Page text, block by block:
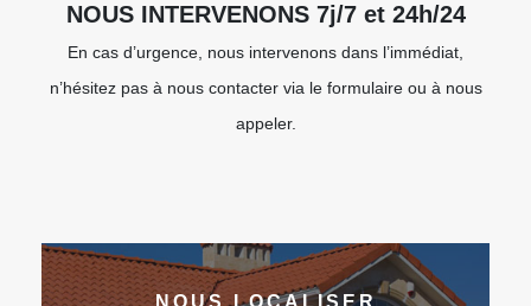
NOUS INTERVENONS 7j/7 et 24h/24
En cas d’urgence, nous intervenons dans l’immédiat,
n’hésitez pas à nous contacter via le formulaire ou à nous
appeler.
NOUS LOCALISER